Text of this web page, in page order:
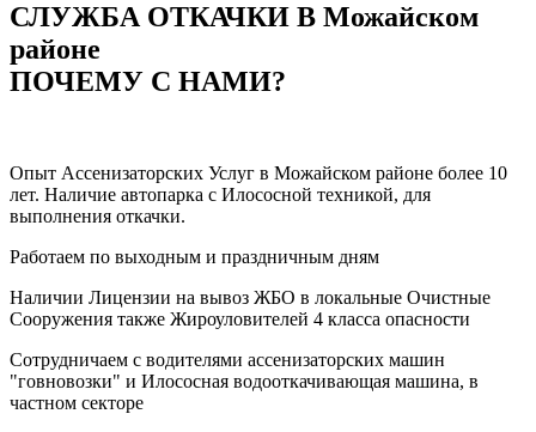
СЛУЖБА ОТКАЧКИ В Можайском
районе
ПОЧЕМУ С НАМИ?
Опыт Ассенизаторских Услуг в Можайском районе более 10
лет. Наличие автопарка с Илососной техникой, для
выполнения откачки.
Работаем по выходным и праздничным дням
Наличии Лицензии на вывоз ЖБО в локальные Очистные
Сооружения также Жироуловителей 4 класса опасности
Сотрудничаем с водителями ассенизаторских машин
"говновозки" и Илососная водооткачивающая машина, в
частном секторе